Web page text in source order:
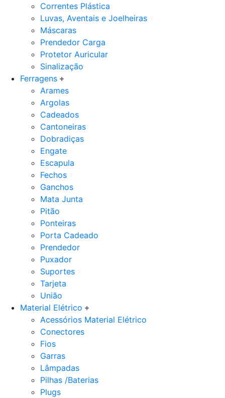
Correntes Plástica
Luvas, Aventais e Joelheiras
Máscaras
Prendedor Carga
Protetor Auricular
Sinalização
Ferragens
Arames
Argolas
Cadeados
Cantoneiras
Dobradiças
Engate
Escapula
Fechos
Ganchos
Mata Junta
Pitão
Ponteiras
Porta Cadeado
Prendedor
Puxador
Suportes
Tarjeta
União
Material Elétrico
Acessórios Material Elétrico
Conectores
Fios
Garras
Lâmpadas
Pilhas /Baterias
Plugs